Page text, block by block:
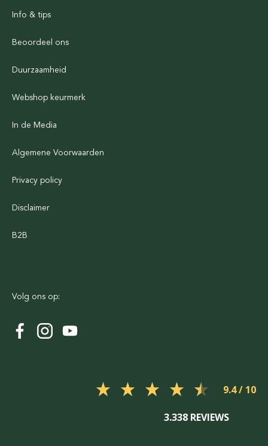
Info & tips
Beoordeel ons
Duurzaamheid
Webshop keurmerk
In de Media
Algemene Voorwaarden
Privacy policy
Disclaimer
B2B
Volg ons op:
9.4
3.338 REVIEWS